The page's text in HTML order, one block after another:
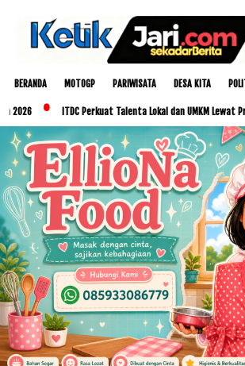
BERANDA MOTOGP PARIWISATA DESA KITA
ITDC Perkuat Talenta Lokal dan UMKM Lewat Program